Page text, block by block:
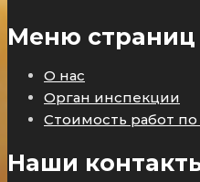
Меню страниц
О нас
Орган инспекции
Стоимость работ
Наши